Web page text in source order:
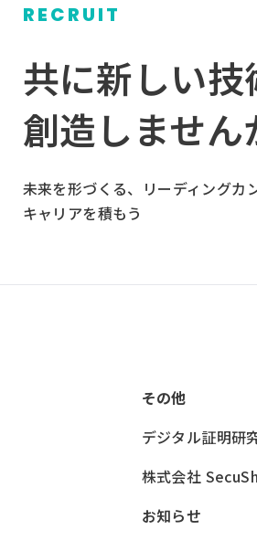
RECRUIT
共に新しい技
創造しません
未来を形づくる、リーディングカ
キャリアを積もう
ル
ー
リ
ン
ク
その他
デジタル証明研
株式会社
お知らせ